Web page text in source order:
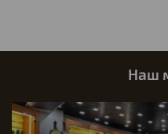
Наш